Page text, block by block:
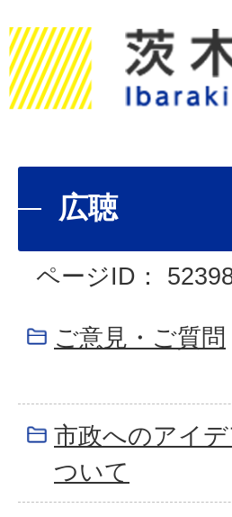
広聴
ページID：
ご意見・ご質問
市政へのアイ
ついて